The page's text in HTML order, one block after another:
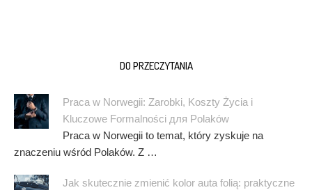
DO PRZECZYTANIA
Praca w Norwegii: Zarobki, Koszty Życia i
Kluczowe Formalności для Polaków
Praca w Norwegii to temat, który zyskuje na
znaczeniu wśród Polaków. Z …
Jak skutecznie zmienić kolor auta folią: praktyczne